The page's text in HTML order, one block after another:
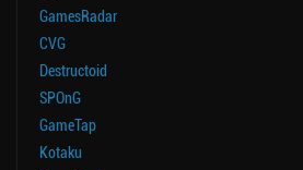
GamesRadar
CVG
Destructoid
SPOnG
GameTap
Kotaku